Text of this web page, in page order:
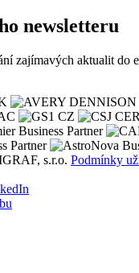
newsletteru
zajímavých aktualit do
s.r.o. Podmínky